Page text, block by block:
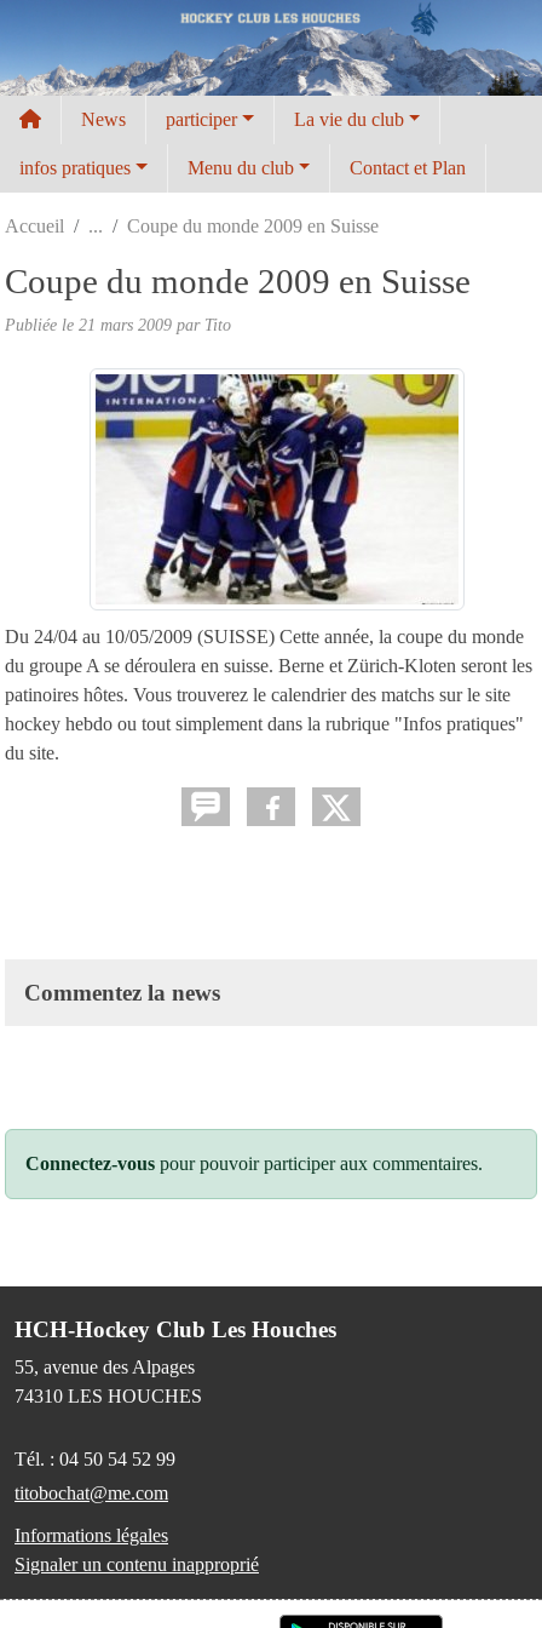
News participer La vie du club
infos pratiques Menu du club Contact et Plan
Accueil Coupe du monde 2009 en Suisse
Coupe du monde 2009 en Suisse
Publiée le 21 mars 2009 par Tito
Du 24/04 au 10/05/2009 (SUISSE) Cette année, la coupe du monde
du groupe A se déroulera en suisse. Berne et Zürich-Kloten seront les
patinoires hôtes. Vous trouverez le calendrier des matchs sur le site
hockey hebdo ou tout simplement dans la rubrique "Infos pratiques"
du site.
Commentez la news
Connectez-vous pour pouvoir participer aux commentaires.
HCH-Hockey Club Les Houches
55, avenue des Alpages
74310 LES HOUCHES
Tél. : 04 50 54 52 99
titobochat@me.com
Informations légales
Signaler un contenu inapproprié
Panneau de gestion des cookies